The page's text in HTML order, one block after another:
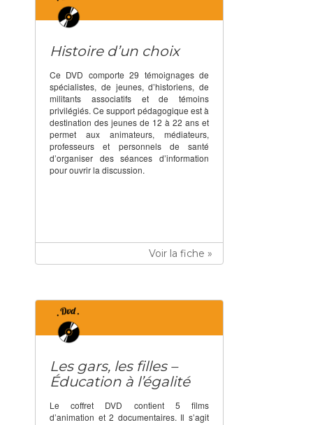
Histoire d’un choix
Ce DVD comporte 29 témoignages de
spécialistes, de jeunes, d’historiens, de
militants associatifs et de témoins
privilégiés. Ce support pédagogique est à
destination des jeunes de 12 à 22 ans et
permet aux animateurs, médiateurs,
professeurs et personnels de santé
d’organiser des séances d’information
pour ouvrir la discussion.
Voir la fiche »
Les gars, les filles –
Éducation à l’égalité
Le coffret DVD contient 5 films
d’animation et 2 documentaires. Il s’agit